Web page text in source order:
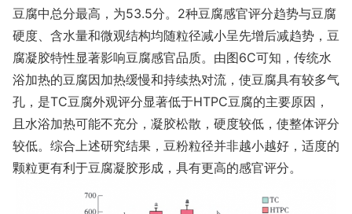
豆腐中总分最高，为53.5分。2种豆腐感官评分趋势与豆腐
硬度、含水量和微观结构均随粒径减小呈先增后减趋势，豆
腐凝胶特性显著影响豆腐感官品质。由图6C可知，传统水
浴加热的豆腐因加热缓慢和持续热对流，使豆腐具有较多气
孔，是TC豆腐外观评分显著低于HTPC豆腐的主要原因，
且水浴加热可能不充分，凝胶松散，硬度较低，使整体评分
较低。综合上述研究结果，豆粉粒径并非越小越好，适度的
颗粒更有利于豆腐凝胶形成，具有更高的感官评分。